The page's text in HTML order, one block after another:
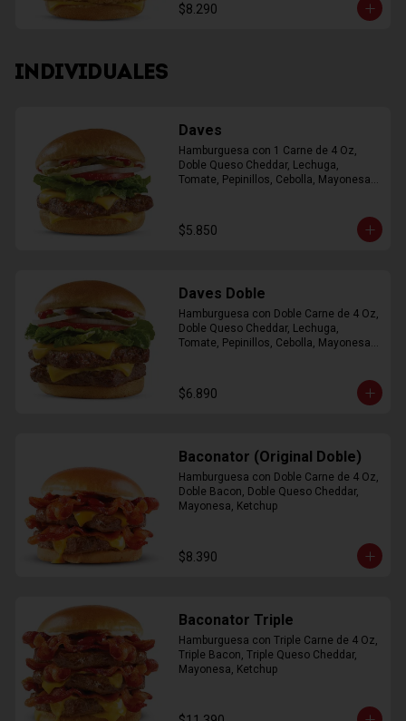
$8.290
INDIVIDUALES
Daves
Hamburguesa con 1 Carne de 4 Oz,
Doble Queso Cheddar, Lechuga,
Tomate, Pepinillos, Cebolla, Mayonesa,
$5.850
Daves Doble
Hamburguesa con Doble Carne de 4 Oz,
Doble Queso Cheddar, Lechuga,
Tomate, Pepinillos, Cebolla, Mayonesa,
$6.890
Baconator (Original Doble)
Hamburguesa con Doble Carne de 4 Oz,
Doble Bacon, Doble Queso Cheddar,
Mayonesa, Ketchup
$8.390
Baconator Triple
Hamburguesa con Triple Carne de 4 Oz,
Triple Bacon, Triple Queso Cheddar,
Mayonesa, Ketchup